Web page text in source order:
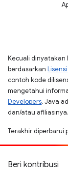
Kecuali dinyatakan
berdasarkan
contoh kode
mengetahui
Developers. Java
dan/atau afiliasinya.
Terakhir diperbarui
Beri kontribusi